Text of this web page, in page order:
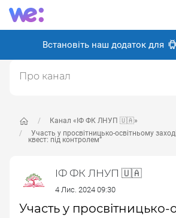
Встановіть наш додаток для
Канал «ІФ ФК ЛНУП 🇺🇦»
Участь у просвітницько-освітньому
квест: під контролем”
ІФ ФК ЛНУП 🇺🇦
4 Лис. 2024 09:30
Участь у просвітницько-
Про канал
Університету Природокористування
Створено: 21 червня 2024